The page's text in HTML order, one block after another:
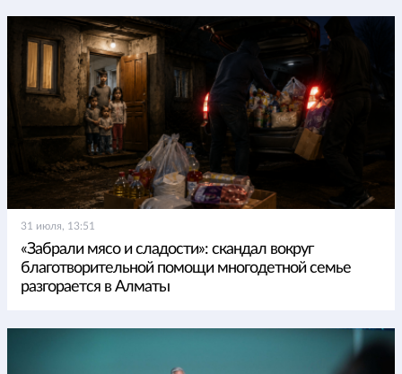
31 июля, 13:51
«Забрали мясо и сладости»: скандал вокруг
благотворительной помощи многодетной семье
разгорается в Алматы